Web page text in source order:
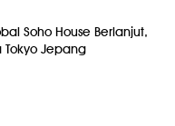
Soho House Berlanjut,
Tokyo Jepang